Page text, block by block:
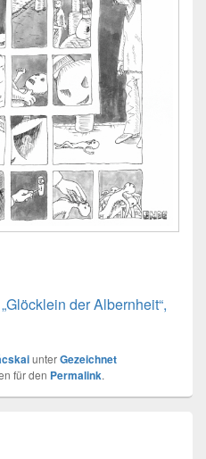
„Glöcklein der Albernheit“,
unterGezeichnet
für den Permalink.